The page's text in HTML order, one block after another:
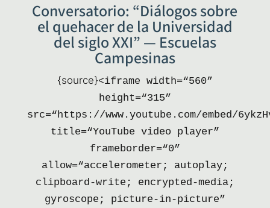
Conversatorio: “Diálogos sobre
el quehacer de la Universidad
del siglo XXI” — Escuelas
Campesinas
{sour­ce}<ifra­me width=“560”
height=“315”
src=“https://www.youtube.com/embed/
title=“YouTube video pla­yer”
frameborder=“0”
allow=“accelerometer; auto­play;
clip­board-wri­te; encry­pted-media;
gyros­co­pe; pic­tu­re-in-pic­tu­re”